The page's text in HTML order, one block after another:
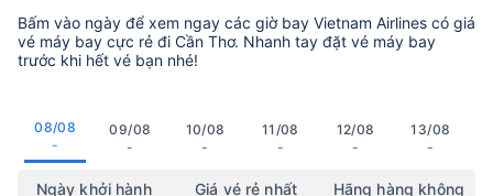
Bấm vào ngày để xem ngay các giờ bay Vietnam Airlines có giá
vé máy bay cực rẻ đi Cần Thơ. Nhanh tay đặt vé máy bay
trước khi hết vé bạn nhé!
08/08
-
09/08
-
10/08
-
11/08
-
12/08
-
13/08
-
Ngày khởi hành Giá vé rẻ nhất Hãng hàng không